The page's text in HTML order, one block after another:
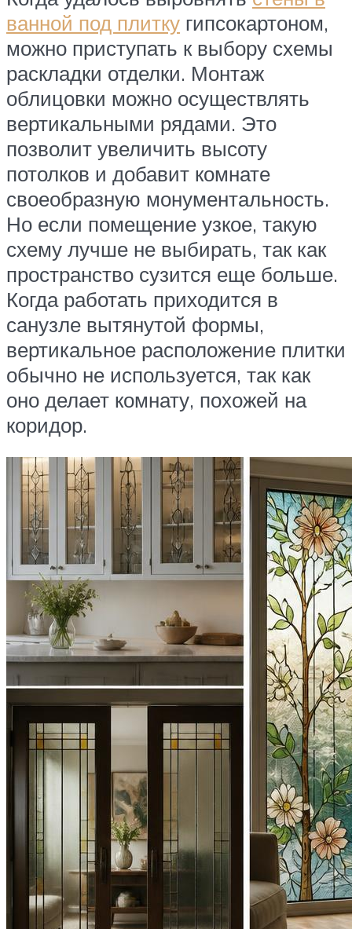
ванной под плитку гипсокартоном,
можно приступать к выбору схемы
раскладки отделки. Монтаж
облицовки можно осуществлять
вертикальными рядами. Это
позволит увеличить высоту
потолков и добавит комнате
своеобразную монументальность.
Но если помещение узкое, такую
схему лучше не выбирать, так как
пространство сузится еще больше.
Когда работать приходится в
санузле вытянутой формы,
вертикальное расположение плитки
обычно не используется, так как
оно делает комнату, похожей на
коридор.